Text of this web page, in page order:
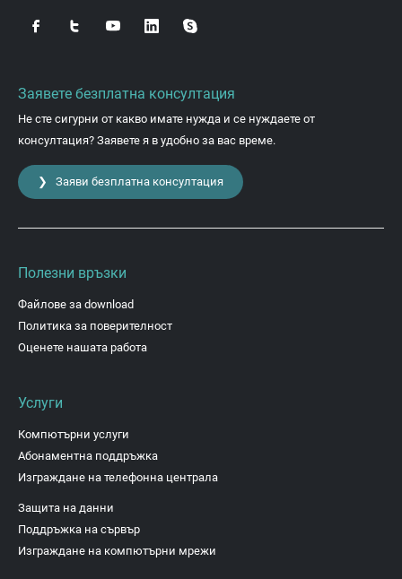
Заявете безплатна консултация
Не сте сигурни от какво имате нужда и се нуждаете от
консултация? Заявете я в удобно за вас време.
❯ Заяви безплатна консултация
Полезни връзки
Файлове за download
Политика за поверителност
Оценете нашата работа
Услуги
Компютърни услуги
Абонаментна поддръжка
Изграждане на телефонна централа
Защита на данни
Поддръжка на сървър
Изграждане на компютърни мрежи